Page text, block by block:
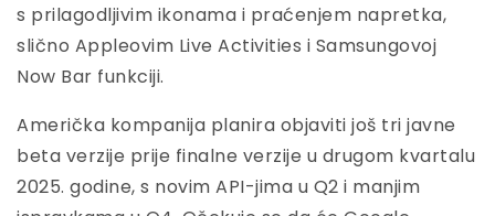
s prilagodljivim ikonama i praćenjem napretka,
slično Appleovim Live Activities i Samsungovoj
Now Bar funkciji.
Američka kompanija planira objaviti još tri javne
beta verzije prije finalne verzije u drugom kvartalu
2025. godine, s novim API-jima u Q2 i manjim